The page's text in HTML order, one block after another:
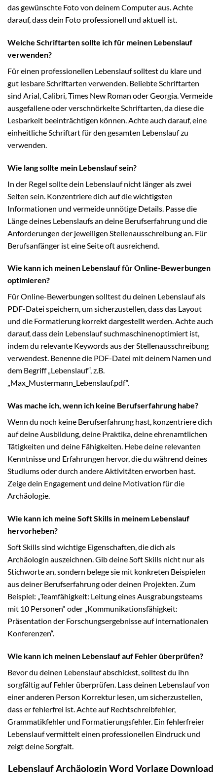
das gewünschte Foto von deinem Computer aus. Achte
darauf, dass dein Foto professionell und aktuell ist.
Welche Schriftarten sollte ich für meinen Lebenslauf
verwenden?
Für einen professionellen Lebenslauf solltest du klare und
gut lesbare Schriftarten verwenden. Beliebte Schriftarten
sind Arial, Calibri, Times New Roman oder Georgia. Vermeide
ausgefallene oder verschnörkelte Schriftarten, da diese die
Lesbarkeit beeinträchtigen können. Achte auch darauf, eine
einheitliche Schriftart für den gesamten Lebenslauf zu
verwenden.
Wie lang sollte mein Lebenslauf sein?
In der Regel sollte dein Lebenslauf nicht länger als zwei
Seiten sein. Konzentriere dich auf die wichtigsten
Informationen und vermeide unnötige Details. Passe die
Länge deines Lebenslaufs an deine Berufserfahrung und die
Anforderungen der jeweiligen Stellenausschreibung an. Für
Berufsanfänger ist eine Seite oft ausreichend.
Wie kann ich meinen Lebenslauf für Online-Bewerbungen
optimieren?
Für Online-Bewerbungen solltest du deinen Lebenslauf als
PDF-Datei speichern, um sicherzustellen, dass das Layout
und die Formatierung korrekt dargestellt werden. Achte auch
darauf, dass dein Lebenslauf suchmaschinenoptimiert ist,
indem du relevante Keywords aus der Stellenausschreibung
verwendest. Benenne die PDF-Datei mit deinem Namen und
dem Begriff „Lebenslauf“, z.B.
„Max_Mustermann_Lebenslauf.pdf“.
Was mache ich, wenn ich keine Berufserfahrung habe?
Wenn du noch keine Berufserfahrung hast, konzentriere dich
auf deine Ausbildung, deine Praktika, deine ehrenamtlichen
Tätigkeiten und deine Fähigkeiten. Hebe deine relevanten
Kenntnisse und Erfahrungen hervor, die du während deines
Studiums oder durch andere Aktivitäten erworben hast.
Zeige dein Engagement und deine Motivation für die
Archäologie.
Wie kann ich meine Soft Skills in meinem Lebenslauf
hervorheben?
Soft Skills sind wichtige Eigenschaften, die dich als
Archäologin auszeichnen. Gib deine Soft Skills nicht nur als
Stichworte an, sondern belege sie mit konkreten Beispielen
aus deiner Berufserfahrung oder deinen Projekten. Zum
Beispiel: „Teamfähigkeit: Leitung eines Ausgrabungsteams
mit 10 Personen“ oder „Kommunikationsfähigkeit:
Präsentation der Forschungsergebnisse auf internationalen
Konferenzen“.
Wie kann ich meinen Lebenslauf auf Fehler überprüfen?
Bevor du deinen Lebenslauf abschickst, solltest du ihn
sorgfältig auf Fehler überprüfen. Lass deinen Lebenslauf von
einer anderen Person Korrektur lesen, um sicherzustellen,
dass er fehlerfrei ist. Achte auf Rechtschreibfehler,
Grammatikfehler und Formatierungsfehler. Ein fehlerfreier
Lebenslauf vermittelt einen professionellen Eindruck und
zeigt deine Sorgfalt.
Lebenslauf Archäologin Word Vorlage Download